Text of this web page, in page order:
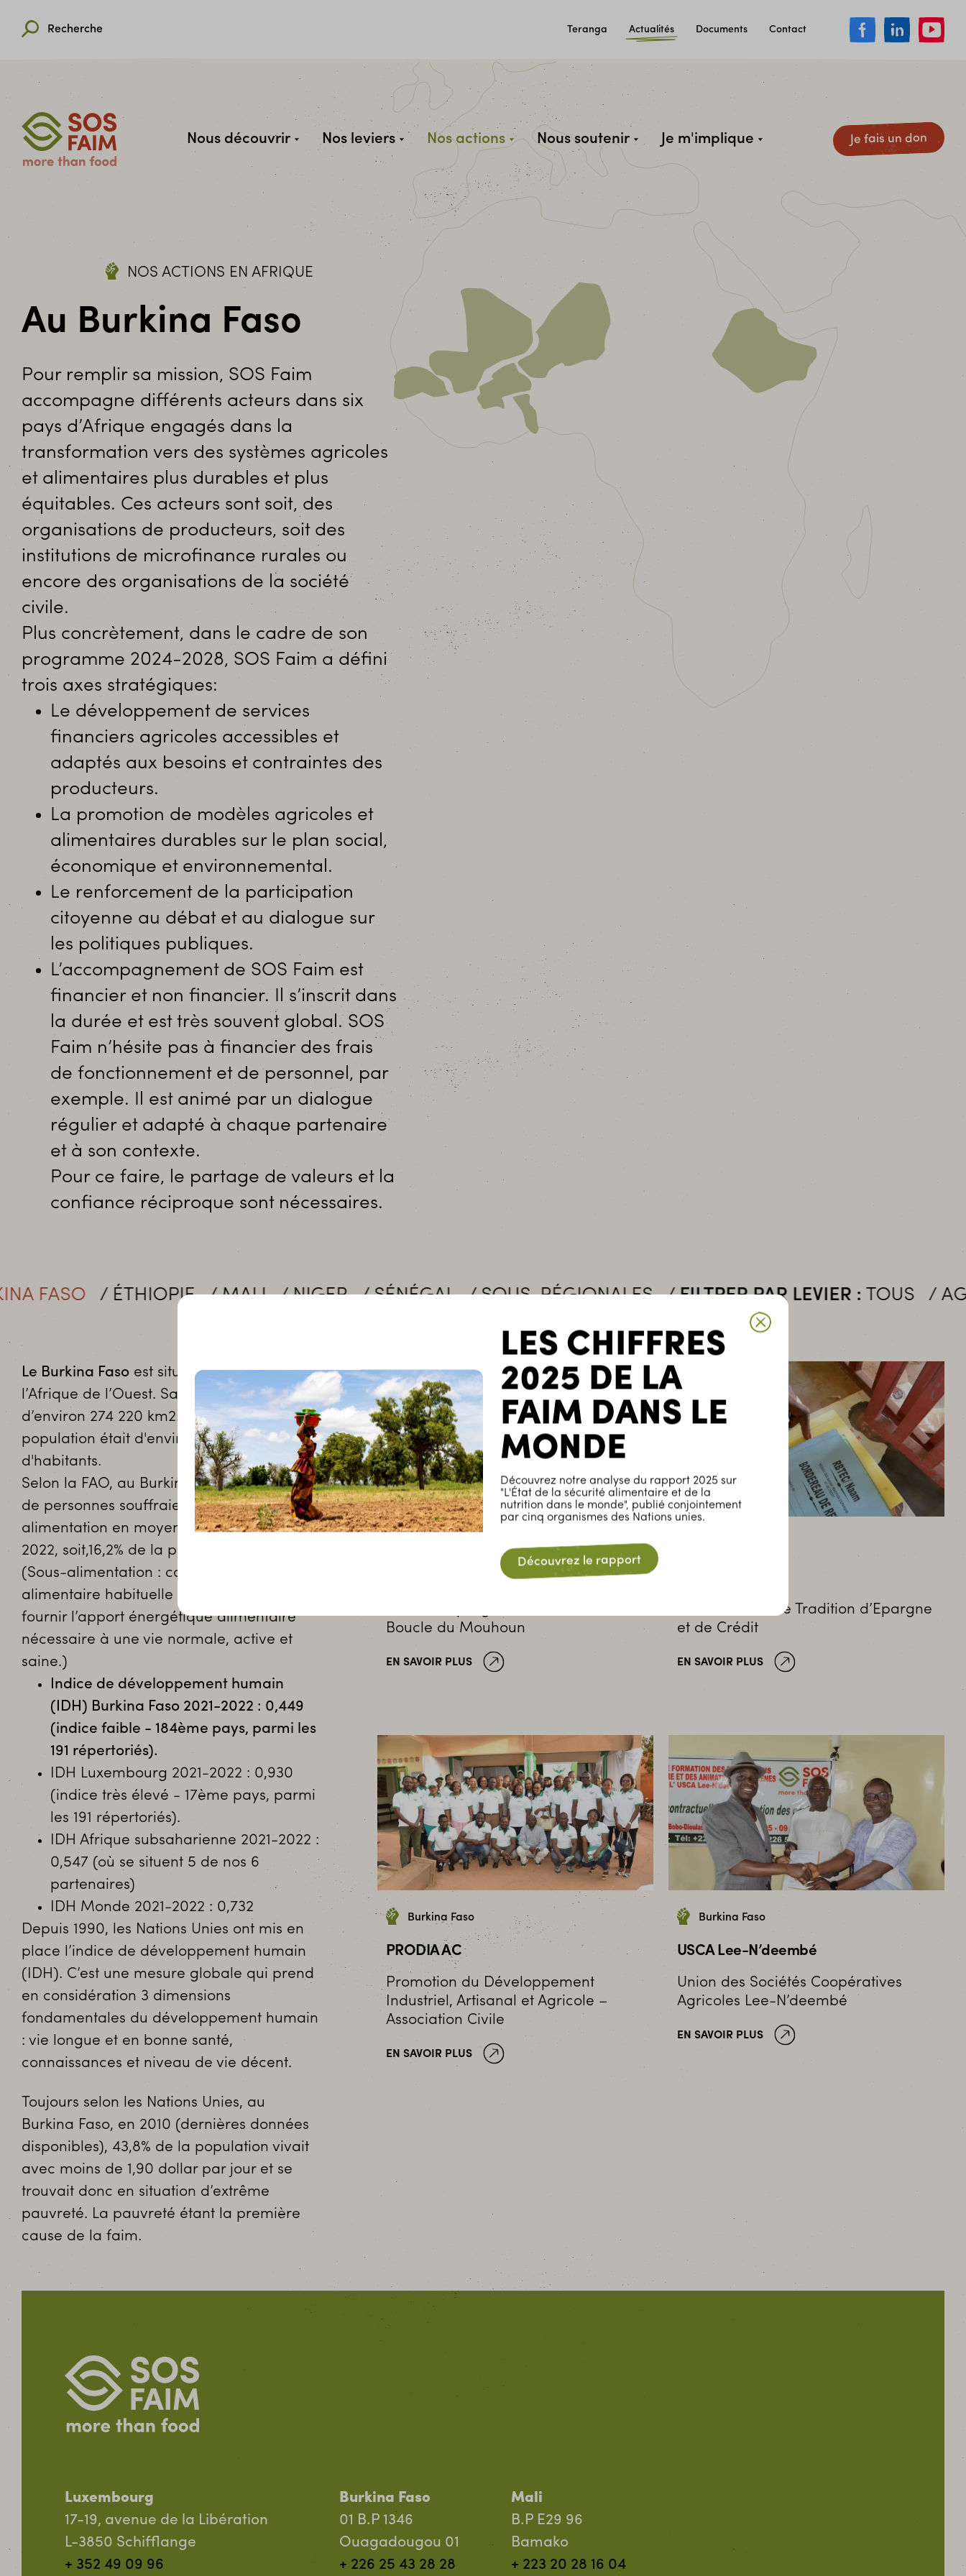
Recherche Teranga Actualités Documents Contact
Nous découvrir Nos leviers Nos actions Nous soutenir Je m'implique Je fais un don
NOS ACTIONS EN AFRIQUE
Au Burkina Faso
Pour remplir sa mission, SOS Faim
accompagne différents acteurs dans six
pays d’Afrique engagés dans la
transformation vers des systèmes agricoles
et alimentaires plus durables et plus
équitables. Ces acteurs sont soit, des
organisations de producteurs, soit des
institutions de microfinance rurales ou
encore des organisations de la société
civile.
Plus concrètement, dans le cadre de son
programme 2024-2028, SOS Faim a défini
trois axes stratégiques:
Le développement de services
financiers agricoles accessibles et
adaptés aux besoins et contraintes des
producteurs.
La promotion de modèles agricoles et
alimentaires durables sur le plan social,
économique et environnemental.
Le renforcement de la participation
citoyenne au débat et au dialogue sur
les politiques publiques.
L’accompagnement de SOS Faim est
financier et non financier. Il s’inscrit dans
la durée et est très souvent global. SOS
Faim n’hésite pas à financier des frais
de fonctionnement et de personnel, par
exemple. Il est animé par un dialogue
régulier et adapté à chaque partenaire
et à son contexte.
Pour ce faire, le partage de valeurs et la
confiance réciproque sont nécessaires.
ÉTHIOPIE MALI NIGER SÉNÉGAL SOUS-RÉGIONALES FILTRER PAR LEVIER : TOUS
Le Burkina Faso est situé au cœur de
l’Afrique de l’Ouest. Sa superficie est
d’environ 274 220 km2. En 2021, sa
population était d'environ 22,1 millions
d'habitants.
Selon la FAO, au Burkina Faso, 3,6 millions
de personnes souffraient de sous-
alimentation en moyenne entre 2020 et
2022, soit,16,2% de la population.
(Sous-alimentation : consommation
alimentaire habituelle insuffisante pour
fournir l’apport énergétique alimentaire
nécessaire à une vie normale, active et
saine.)
Indice de développement humain
(IDH) Burkina Faso 2021-2022 : 0,449
(indice faible - 184ème pays, parmi les
191 répertoriés).
IDH Luxembourg 2021-2022 : 0,930
(indice très élevé - 17ème pays, parmi
les 191 répertoriés).
IDH Afrique subsaharienne 2021-2022 :
0,547 (où se situent 5 de nos 6
partenaires)
IDH Monde 2021-2022 : 0,732
Depuis 1990, les Nations Unies ont mis en
place l’indice de développement humain
(IDH). C’est une mesure globale qui prend
en considération 3 dimensions
fondamentales du développement humain
: vie longue et en bonne santé,
connaissances et niveau de vie décent.
Toujours selon les Nations Unies, au
Burkina Faso, en 2010 (dernières données
disponibles), 43,8% de la population vivait
avec moins de 1,90 dollar par jour et se
trouvait donc en situation d’extrême
pauvreté. La pauvreté étant la première
cause de la faim.
Boucle du Mouhoun
EN SAVOIR PLUS
Union des Baoré Tradition d’Epargne
et de Crédit
EN SAVOIR PLUS
Burkina Faso
PRODIA AC
Promotion du Développement
Industriel, Artisanal et Agricole –
Association Civile
EN SAVOIR PLUS
Burkina Faso
USCA Lee-N’deembé
Union des Sociétés Coopératives
Agricoles Lee-N’deembé
EN SAVOIR PLUS
Luxembourg
17-19, avenue de la Libération
L-3850 Schifflange
+ 352 49 09 96
Burkina Faso
01 B.P 1346
Ouagadougou 01
+ 226 25 43 28 28
Mali
B.P E29 96
Bamako
+ 223 20 28 16 04
LES CHIFFRES
2025 DE LA
FAIM DANS LE
MONDE
Découvrez notre analyse du rapport 2025 sur
"L'État de la sécurité alimentaire et de la
nutrition dans le monde", publié conjointement
par cinq organismes des Nations unies.
Découvrez le rapport